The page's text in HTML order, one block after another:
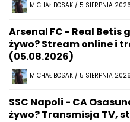
MICHAŁ BOSAK / 5 SIERPNIA
Arsenal FC - Real Betis
żywo? Stream online i
(05.08.2026)
MICHAŁ BOSAK / 5 SIERPNIA
SSC Napoli - CA
żywo? Transmisja TV,